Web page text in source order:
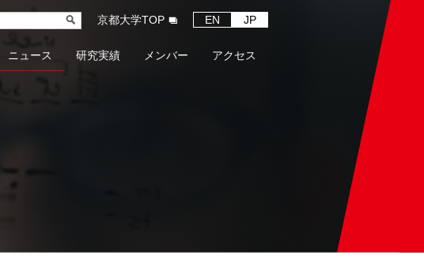
京都大学TOP EN JP
ニュース 研究実績 メンバー アクセス